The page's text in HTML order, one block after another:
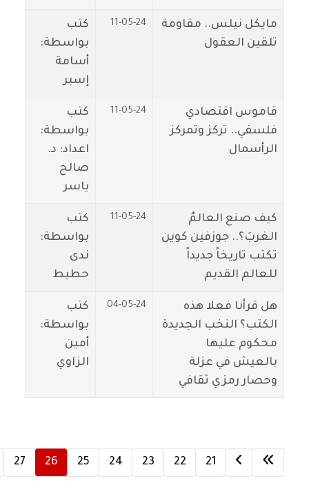
مايكل نيلس.. مقاومة
تلقين العقول
11-05-24
كتب
بواسطة:
أسامة
إسبر
قاموس اقتصادي
فلسفي.. تركز وتمركز
الرأسمال
11-05-24
كتب
بواسطة:
اعداد: د.
صالح
ياسر
كيف صنع العالمُ
الغربَ؟.. جوزفين كوين
تكتب تاريخاً جديداً
للعالم القديم
11-05-24
كتب
بواسطة:
ندى
حطيط
هل قرأنا فعلا هذه
الكتب؟ النخب الجديدة
محكوم عليها
بالعيش في عزلة
وحصار رمزي ثقافي
04-05-24
كتب
بواسطة:
أمين
الزاوي
21
22
23
24
25
26
27